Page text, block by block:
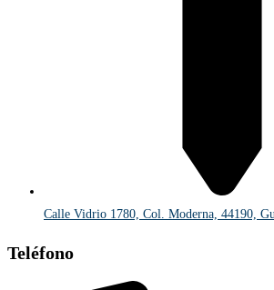
Calle Vidrio 1780, Col. Moderna, 44190,
Teléfono